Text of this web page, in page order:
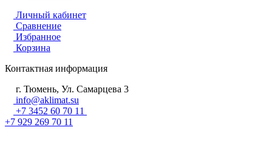
Личный кабинет
Сравнение
Избранное
Корзина
Контактная информация
г. Тюмень, Ул. Самарцева 3
info@aklimat.su
+7 3452 60 70 11
+7 929 269 70 11